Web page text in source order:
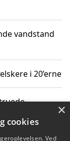
vandstand
i 20’erne
×
cookies
Ved